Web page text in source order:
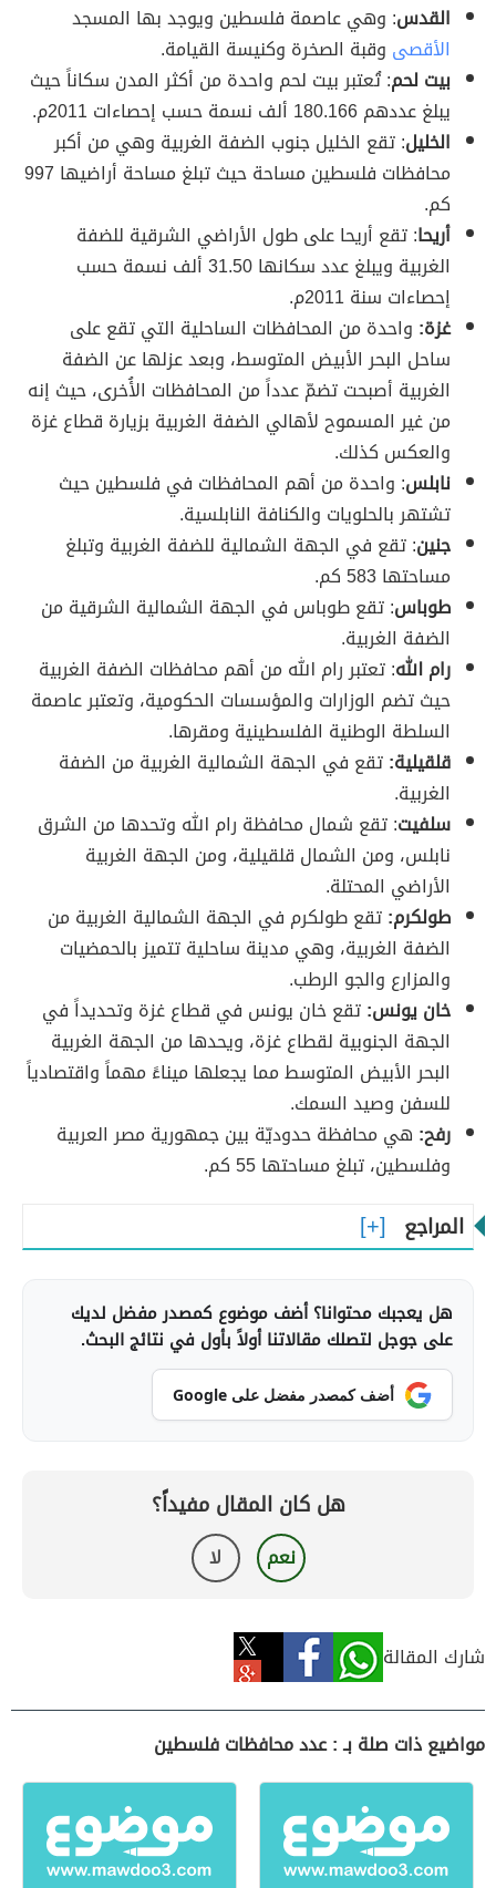
القدس: وهي عاصمة فلسطين ويوجد بها المسجد
الأقصى وقبة الصخرة وكنيسة القيامة.
بيت لحم: تُعتبر بيت لحم واحدة من أكثر المدن سكاناً حيث
يبلغ عددهم 180.166 ألف نسمة حسب إحصاءات 2011م.
الخليل: تقع الخليل جنوب الضفة الغربية وهي من أكبر
محافظات فلسطين مساحة حيث تبلغ مساحة أراضيها 997
كم.
أريحا: تقع أريحا على طول الأراضي الشرقية للضفة
الغربية ويبلغ عدد سكانها 31.50 ألف نسمة حسب
إحصاءات سنة 2011م.
غزة: واحدة من المحافظات الساحلية التي تقع على
ساحل البحر الأبيض المتوسط، وبعد عزلها عن الضفة
الغربية أصبحت تضمّ عدداً من المحافظات الأُخرى، حيث إنه
من غير المسموح لأهالي الضفة الغربية بزيارة قطاع غزة
والعكس كذلك.
نابلس: واحدة من أهم المحافظات في فلسطين حيث
تشتهر بالحلويات والكنافة النابلسية.
جنين: تقع في الجهة الشمالية للضفة الغربية وتبلغ
مساحتها 583 كم.
طوباس: تقع طوباس في الجهة الشمالية الشرقية من
الضفة الغربية.
رام الله: تعتبر رام الله من أهم محافظات الضفة الغربية
حيث تضم الوزارات والمؤسسات الحكومية، وتعتبر عاصمة
السلطة الوطنية الفلسطينية ومقرها.
قلقيلية:تقع في الجهة الشمالية الغربية من الضفة
الغربية.
سلفيت: تقع شمال محافظة رام الله وتحدها من الشرق
نابلس، ومن الشمال قلقيلية، ومن الجهة الغربية
الأراضي المحتلة.
طولكرم:تقع طولكرم في الجهة الشمالية الغربية من
الضفة الغربية، وهي مدينة ساحلية تتميز بالحمضيات
والمزارع والجو الرطب.
خان يونس:تقع خان يونس في قطاع غزة وتحديداً في
الجهة الجنوبية لقطاع غزة، ويحدها من الجهة الغربية
البحر الأبيض المتوسط مما يجعلها ميناءً مهماً واقتصادياً
للسفن وصيد السمك.
رفح: هي محافظة حدوديّة بين جمهورية مصر العربية
وفلسطين، تبلغ مساحتها 55 كم.
المراجع
هل يعجبك محتوانا؟ أضف موضوع كمصدر مفضل لديك
على جوجل لتصلك مقالاتنا أولاً بأول في نتائج البحث.
أضف كمصدر مفضل على Google
هل كان المقال مفيداً؟
نعم لا
شارك المقالة
مواضيع ذات صلة بـ : عدد محافظات فلسطين